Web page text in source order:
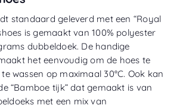
standaard geleverd met een “Royal
is gemaakt van 100% polyester
dubbeldoek. De handige
het eenvoudig om de hoes te
wassen op maximaal 30°C. Ook kan
“Bamboe tijk” dat gemaakt is van
met een mix van